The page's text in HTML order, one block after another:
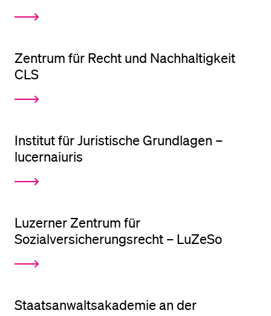
Zentrum für Recht und Nachhaltigkeit
CLS
Institut für Juristische Grundlagen –
lucernaiuris
Luzerner Zentrum für
Sozialversicherungsrecht – LuZeSo
Staatsanwaltsakademie an der
Vorlesungsverzeichnis
Bibliothek
Sportangebot
Anmeldung und Zulassung